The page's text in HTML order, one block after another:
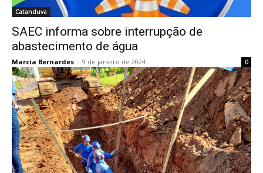
Catanduva
SAEC informa sobre interrupção de
abastecimento de água
Marcia Bernardes - 9 de janeiro de 2024 0